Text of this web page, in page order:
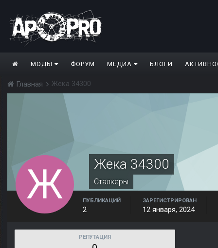
МОДЫ ФОРУМ МЕДИА БЛОГИ
Главная Жека 34300
Жека 34300
Сталкеры
ПУБЛИКАЦИЙ
2
ЗАРЕГИСТРИРОВАН
12 января, 2024
РЕПУТАЦИЯ